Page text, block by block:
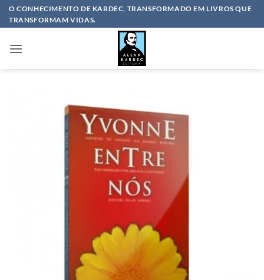
SkipO CONHECIMENTO DE KARDEC, TRANSFORMADO EM LIVROS QUE
TRANSFORMAM VIDAS.